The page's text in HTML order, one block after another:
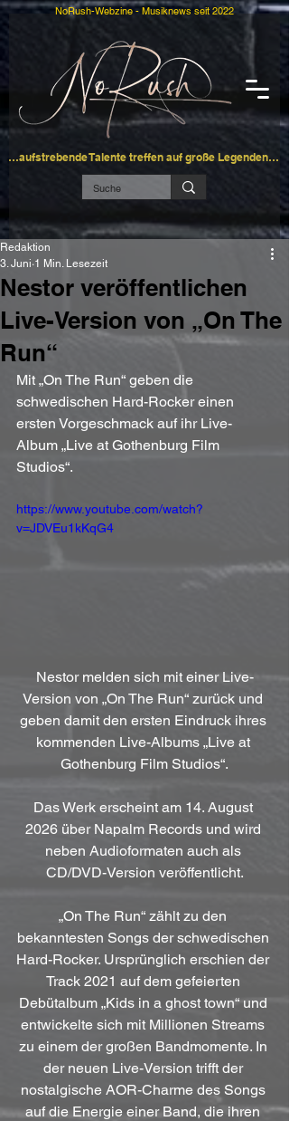
…aufstrebende Talente treffen auf große Legenden…
NoRush-Webzine - Musiknews seit 2022
Nestor veröffentlichen
Live-Version von „On The
Run“
Redaktion
3. Juni 1 Min. Lesezeit
Mit „On The Run“ geben die
schwedischen Hard-Rocker einen
ersten Vorgeschmack auf ihr Live-
Album „Live at Gothenburg Film
Studios“.
https://www.youtube.com/watch?
v=JDVEu1kKqG4
Nestor melden sich mit einer Live-
Version von „On The Run“ zurück und
geben damit den ersten Eindruck ihres
kommenden Live-Albums „Live at
Gothenburg Film Studios“.
Das Werk erscheint am 14. August
2026 über Napalm Records und wird
neben Audioformaten auch als
CD/DVD-Version veröffentlicht.
„On The Run“ zählt zu den
bekanntesten Songs der schwedischen
Hard-Rocker. Ursprünglich erschien der
Track 2021 auf dem gefeierten
Debütalbum „Kids in a ghost town“ und
entwickelte sich mit Millionen Streams
zu einem der großen Bandmomente. In
der neuen Live-Version trifft der
nostalgische AOR-Charme des Songs
auf die Energie einer Band, die ihren